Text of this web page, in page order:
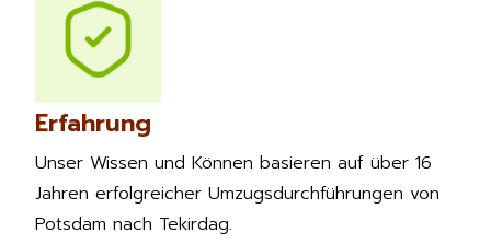
Erfahrung
Unser Wissen und Können basieren auf über 16
Jahren erfolgreicher Umzugsdurchführungen von
Potsdam nach Tekirdag.